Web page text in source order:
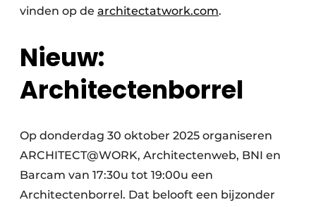
vinden op de architectatwork.com.
Nieuw:
Architectenborrel
Op donderdag 30 oktober 2025 organiseren
ARCHITECT@WORK, Architectenweb, BNI en
Barcam van 17:30u tot 19:00u een
Architectenborrel. Dat belooft een bijzonder